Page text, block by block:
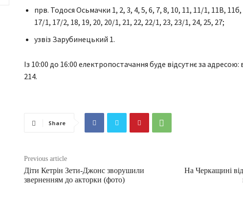
прв. Тодося Осьмачки 1, 2, 3, 4, 5, 6, 7, 8, 10, 11, 11/1, 11В,
17/1, 17/2, 18, 19, 20, 20/1, 21, 22, 22/1, 23, 23/1, 24, 25, 27;
узвіз Зарубинецький 1.
Із 10:00 до 16:00 електропостачання буде відсутнє за адресою:
214.
Share
Previous article
Діти Кетрін Зети-Джонс зворушили
зверненням до акторки (фото)
На Черкащині